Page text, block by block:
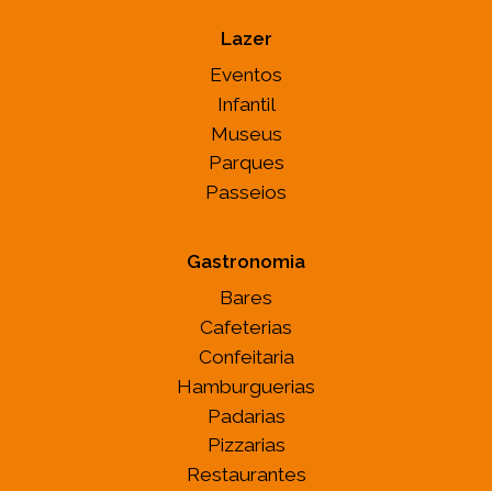
Lazer
Eventos
Infantil
Museus
Parques
Passeios
Gastronomia
Bares
Cafeterias
Confeitaria
Hamburguerias
Padarias
Pizzarias
Restaurantes